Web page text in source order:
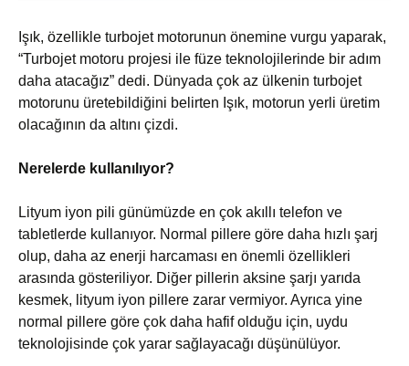
Işık, özellikle turbojet motorunun önemine vurgu yaparak,
“Turbojet motoru projesi ile füze teknolojilerinde bir adım
daha atacağız” dedi. Dünyada çok az ülkenin turbojet
motorunu üretebildiğini belirten Işık, motorun yerli üretim
olacağının da altını çizdi.
Nerelerde kullanılıyor?
Lityum iyon pili günümüzde en çok akıllı telefon ve
tabletlerde kullanıyor. Normal pillere göre daha hızlı şarj
olup, daha az enerji harcaması en önemli özellikleri
arasında gösteriliyor. Diğer pillerin aksine şarjı yarıda
kesmek, lityum iyon pillere zarar vermiyor. Ayrıca yine
normal pillere göre çok daha hafif olduğu için, uydu
teknolojisinde çok yarar sağlayacağı düşünülüyor.